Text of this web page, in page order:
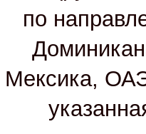
по
Мексика,